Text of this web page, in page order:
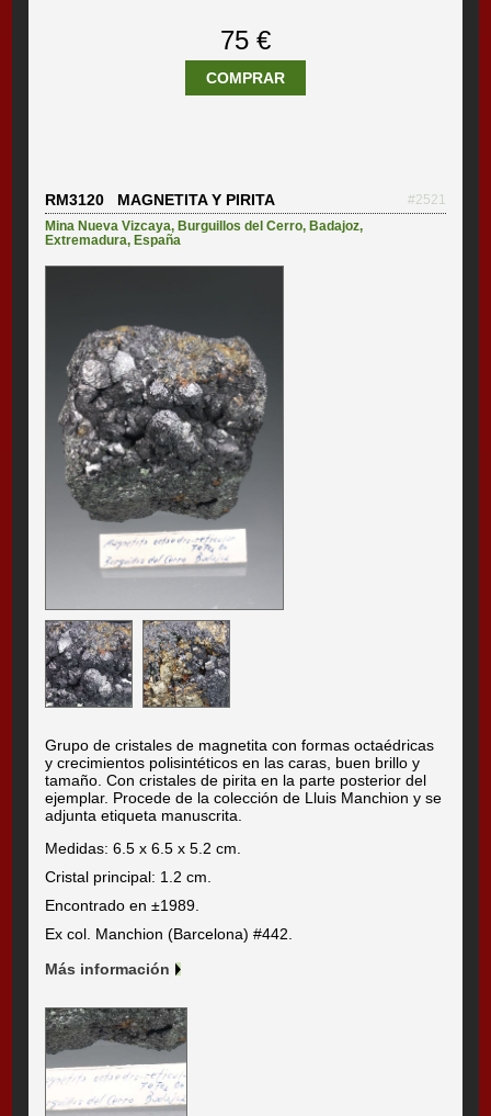
75 €
COMPRAR
RM3120 MAGNETITA Y PIRITA
#2521
Mina Nueva Vizcaya, Burguillos del Cerro, Badajoz,
Extremadura, España
Grupo de cristales de magnetita con formas octaédricas
y crecimientos polisintéticos en las caras, buen brillo y
tamaño. Con cristales de pirita en la parte posterior del
ejemplar. Procede de la colección de Lluis Manchion y se
adjunta etiqueta manuscrita.
Medidas: 6.5 x 6.5 x 5.2 cm.
Cristal principal: 1.2 cm.
Encontrado en ±1989.
Ex col. Manchion (Barcelona) #442.
Más información